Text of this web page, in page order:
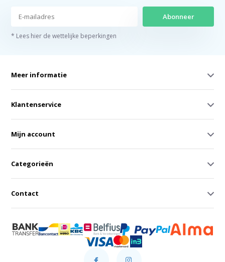
Abonneer
* Lees hier de wettelijke beperkingen
Meer informatie
Klantenservice
Mijn account
Categorieën
Contact